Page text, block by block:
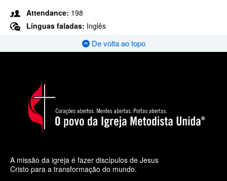
Attendance: 198
Línguas faladas: Inglês
De volta ao topo
A missão da igreja é fazer discípulos de Jesus
Cristo para a transformação do mundo.